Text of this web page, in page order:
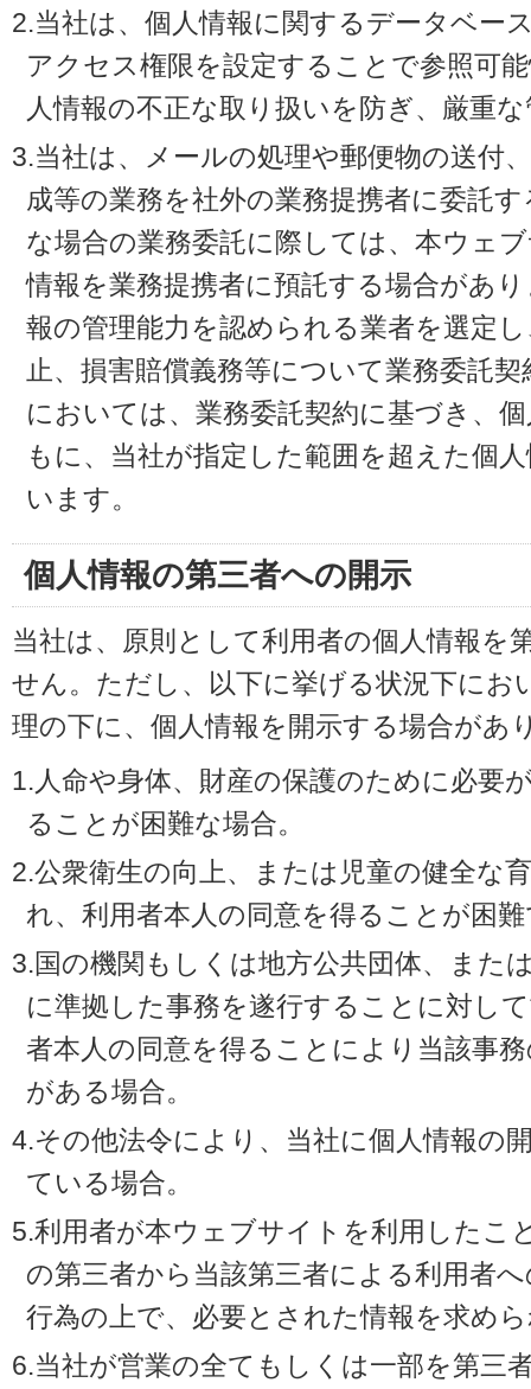
2.当社は、個人情報に関するデータベー
アクセス権限を設定することで参照可
人情報の不正な取り扱いを防ぎ、厳重
3.当社は、メールの処理や郵便物の送付
成等の業務を社外の業務提携者に委託
な場合の業務委託に際しては、本ウェ
情報を業務提携者に預託する場合があ
報の管理能力を認められる業者を選定
止、損害賠償義務等について業務委託
においては、業務委託契約に基づき、
もに、当社が指定した範囲を超えた個
います。
個人情報の第三者への開示
当社は、原則として利用者の個人情報を
せん。ただし、以下に挙げる状況下にお
理の下に、個人情報を開示する場合があ
1.人命や身体、財産の保護のために必要
ることが困難な場合。
2.公衆衛生の向上、または児童の健全な
れ、利用者本人の同意を得ることが困
3.国の機関もしくは地方公共団体、また
に準拠した事務を遂行することに対し
者本人の同意を得ることにより当該事
がある場合。
4.その他法令により、当社に個人情報の
ている場合。
5.利用者が本ウェブサイトを利用したこ
の第三者から当該第三者による利用者
行為の上で、必要とされた情報を求め
6.当社が営業の全てもしくは一部を第三